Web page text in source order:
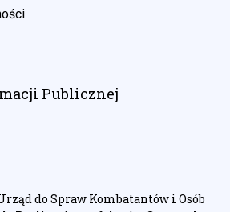
Publicznej
do Spraw Kombatantów i Osób